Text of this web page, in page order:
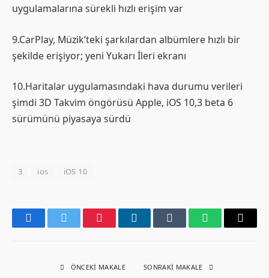
uygulamalarına sürekli hızlı erişim var
9.CarPlay, Müzik’teki şarkılardan albümlere hızlı bir
şekilde erişiyor; yeni Yukarı İleri ekranı
10.Haritalar uygulamasındaki hava durumu verileri
şimdi 3D Takvim öngörüsü Apple, iOS 10,3 beta 6
sürümünü piyasaya sürdü
3 ios iOS 10
FacebookTwitter PinterestLinkedInTumblr WhatsAppEmail
ÖNCEKI MAKALE SONRAKI MAKALE